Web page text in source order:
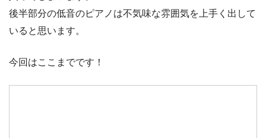
後半部分の低音のピアノは不気味な雰囲気を上手く出して
いると思います。
今回はここまでです！